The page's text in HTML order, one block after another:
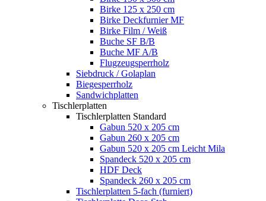
Birke 125 x 250 cm
Birke Deckfurnier MF
Birke Film / Weiß
Buche SF B/B
Buche MF A/B
Flugzeugsperrholz
Siebdruck / Golaplan
Biegesperrholz
Sandwichplatten
Tischlerplatten
Tischlerplatten Standard
Gabun 520 x 205 cm
Gabun 260 x 205 cm
Gabun 520 x 205 cm Leicht Mila
Spandeck 520 x 205 cm
HDF Deck
Spandeck 260 x 205 cm
Tischlerplatten 5-fach (furniert)